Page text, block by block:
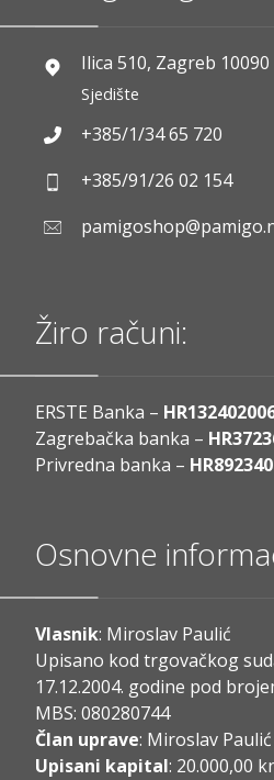
Ilica 510, Zagreb 10090
Sjedište
+385/1/34 65 720
+385/91/26 02 154
Žiro računi:
ERSTE Banka –
Zagrebačka banka –
Privredna banka –
Osnovne
Vlasnik: Miroslav Paulić
Upisano kod trgovačkog
17.12.2004. godine pod
MBS: 080280744
Član uprave: Miroslav Paulić
Upisani kapital: 20.000,00